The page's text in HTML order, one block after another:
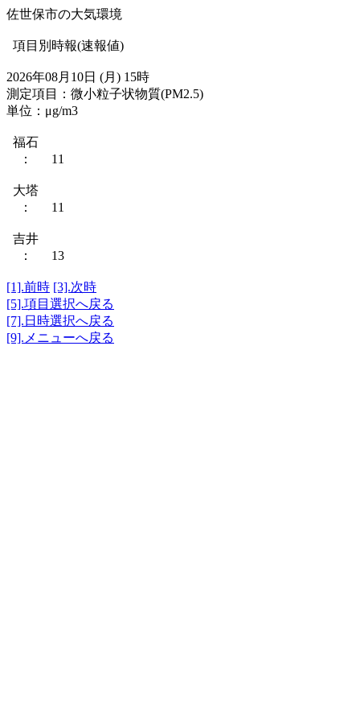
佐世保市の大気環境
項目別時報(速報値)
2026年08月10日 (月) 15時
測定項目：微小粒子状物質(PM2.5)
単位：μg/m3
福石
： 11
大塔
： 11
吉井
： 13
[1].前時 [3].次時
[5].項目選択へ戻る
[7].日時選択へ戻る
[9].メニューへ戻る